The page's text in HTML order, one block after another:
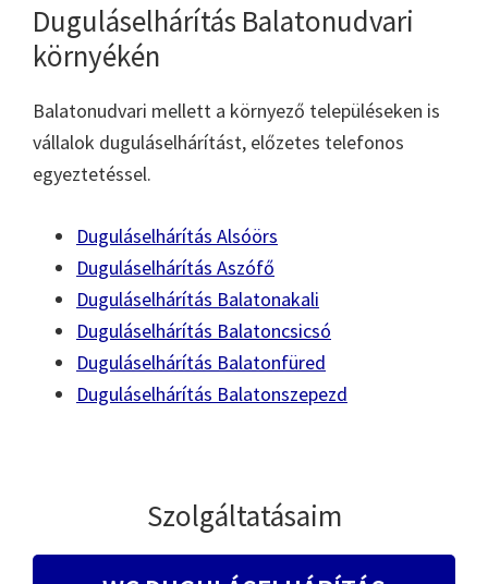
Duguláselhárítás Balatonudvari
környékén
Balatonudvari mellett a környező településeken is
vállalok duguláselhárítást, előzetes telefonos
egyeztetéssel.
Duguláselhárítás Alsóörs
Duguláselhárítás Aszófő
Duguláselhárítás Balatonakali
Duguláselhárítás Balatoncsicsó
Duguláselhárítás Balatonfüred
Duguláselhárítás Balatonszepezd
Szolgáltatásaim